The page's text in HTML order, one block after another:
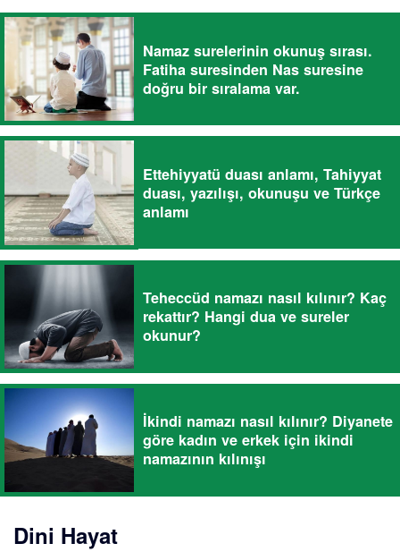
Namaz surelerinin okunuş sırası.
Fatiha suresinden Nas suresine
doğru bir sıralama var.
Ettehiyyatü duası anlamı, Tahiyyat
duası, yazılışı, okunuşu ve Türkçe
anlamı
Teheccüd namazı nasıl kılınır? Kaç
rekattır? Hangi dua ve sureler
okunur?
İkindi namazı nasıl kılınır? Diyanete
göre kadın ve erkek için ikindi
namazının kılınışı
Dini Hayat